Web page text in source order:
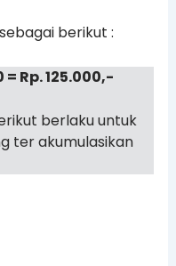
berikut :
Rp. 125.000,-
berlaku untuk
ter akumulasikan